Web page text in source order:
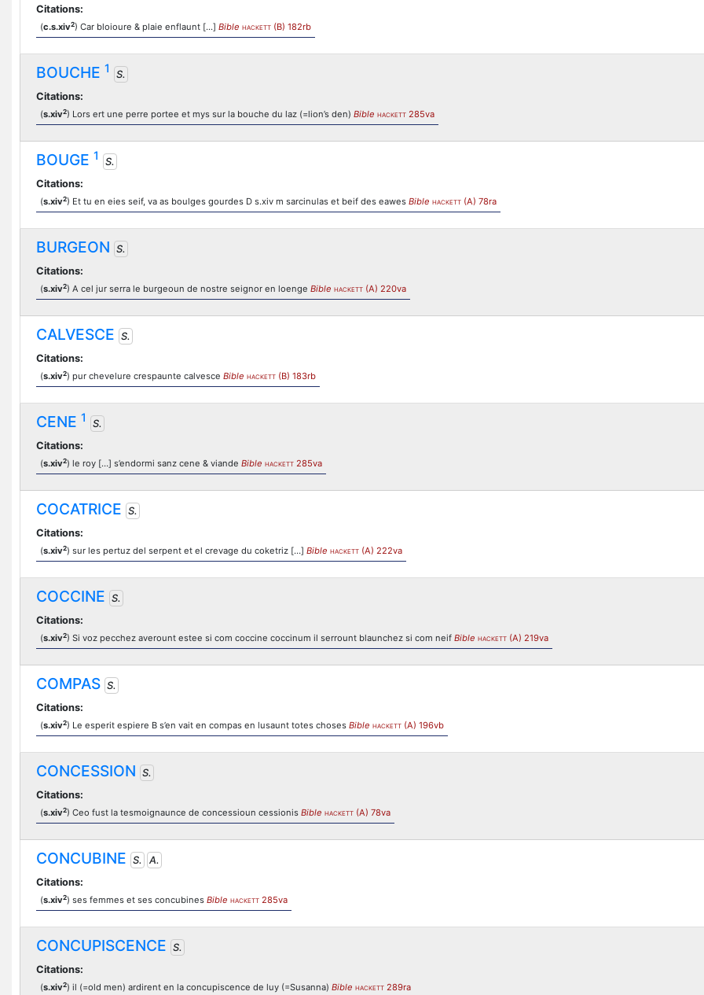
Citations:
(c.s.xiv2) Car bloioure & plaie enflaunt [...] Bible HACKETT (B) 182rb
BOUCHE 1
S.
Citations:
(s.xiv2) Lors ert une perre portee et mys sur la bouche du laz (=lion’s den) Bible HACKETT 285va
BOUGE 1
S.
Citations:
(s.xiv2) Et tu en eies seif, va as boulges gourdes D s.xiv m sarcinulas et beif des eawes Bible HACKETT (A) 78ra
BURGEON S.
Citations:
(s.xiv2) A cel jur serra le burgeoun de nostre seignor en loenge Bible HACKETT (A) 220va
CALVESCE S.
Citations:
(s.xiv2) pur chevelure crespaunte calvesce Bible HACKETT (B) 183rb
CENE 1
S.
Citations:
(s.xiv2) le roy […] s’endormi sanz cene & viande Bible HACKETT 285va
COCATRICE S.
Citations:
(s.xiv2) sur les pertuz del serpent et el crevage du coketriz […] Bible HACKETT (A) 222va
COCCINE S.
Citations:
(s.xiv2) Si voz pecchez averount estee si com coccine coccinum il serrount blaunchez si com neif Bible HACKETT (A) 219va
COMPAS S.
Citations:
(s.xiv2) Le esperit espiere B s’en vait en compas en lusaunt totes choses Bible HACKETT (A) 196vb
CONCESSION S.
Citations:
(s.xiv2) Ceo fust la tesmoignaunce de concessioun cessionis Bible HACKETT (A) 78va
CONCUBINE S.
A.
Citations:
(s.xiv2) ses femmes et ses concubines Bible HACKETT 285va
CONCUPISCENCE S.
Citations:
(s.xiv2) il (=old men) ardirent en la concupiscence de luy (=Susanna) Bible HACKETT 289ra